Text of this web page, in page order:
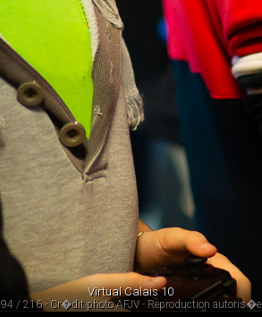
Virtual Calais 10
94 / 216 - Cr�dit photo AFJV - Reproduction autoris�e